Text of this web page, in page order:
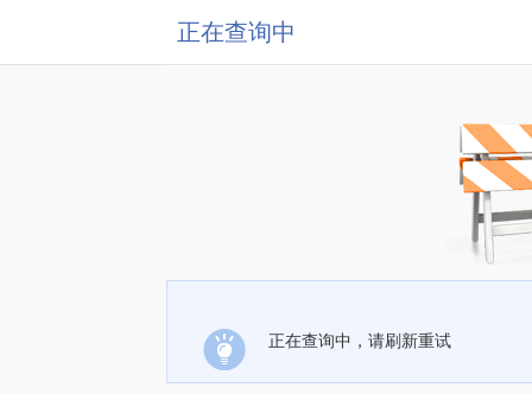
正在查询中
正在查询中，请刷新重试